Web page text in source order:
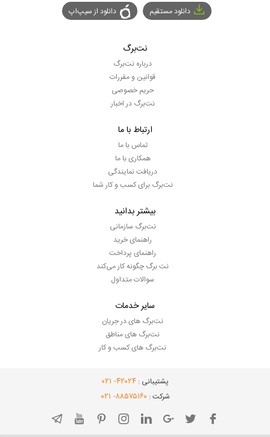
دانلود مستقیم دانلود از سیپ‌اپ
نت‌برگ
درباره نت‌برگ
قوانین و مقررات
حریم خصوصی
نت‌برگ در اخبار
ارتباط با ما
تماس با ما
همکاری با ما
دریافت نمایندگی
نت‌برگ برای کسب و کار شما
بیشتر بدانید
نت‌برگ سازمانی
راهنمای خرید
راهنمای پرداخت
نت برگ چگونه کار می‌کند
سوالات متداول
سایر خدمات
نت‌برگ های در جریان
نت‌برگ های مناطق
نت‌برگ های کسب و کار
پشتیبانی : ۴۲۰۲۴- ۰۲۱
شرکت : ۸۸۵۷۵۱۶۰- ۰۲۱